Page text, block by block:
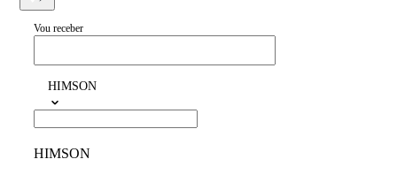
Vou receber
HIMSON
HIMSON